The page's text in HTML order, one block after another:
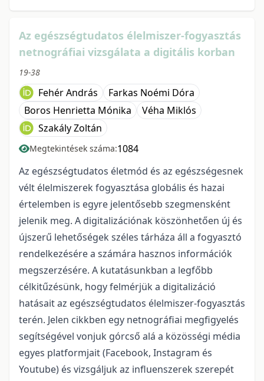
Az egészségtudatos élelmiszer-fogyasztás
netnográfiai vizsgálata a digitális korban
19-38
Fehér András
Farkas Noémi Dóra
Boros Henrietta Mónika
Véha Miklós
Szakály Zoltán
Megtekintések száma:1084
Az egészségtudatos életmód és az egészségesnek
vélt élelmiszerek fogyasztása globális és hazai
értelemben is egyre jelentősebb szegmensként
jelenik meg. A digitalizációnak köszönhetően új és
újszerű lehetőségek széles tárháza áll a fogyasztó
rendelkezésére a számára hasznos információk
megszerzésére. A kutatásunkban a legfőbb
célkitűzésünk, hogy felmérjük a digitalizáció
hatásait az egészségtudatos élelmiszer-fogyasztás
terén. Jelen cikkben egy netnográfiai megfigyelés
segítségével vonjuk górcső alá a közösségi média
egyes platformjait (Facebook, Instagram és
Youtube) és vizsgáljuk az influenszerek szerepét